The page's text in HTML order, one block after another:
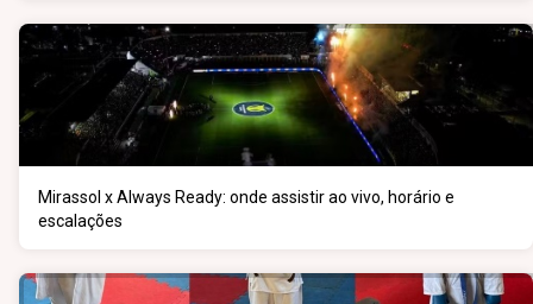
Mirassol x Always Ready: onde assistir ao vivo, horário e
escalações